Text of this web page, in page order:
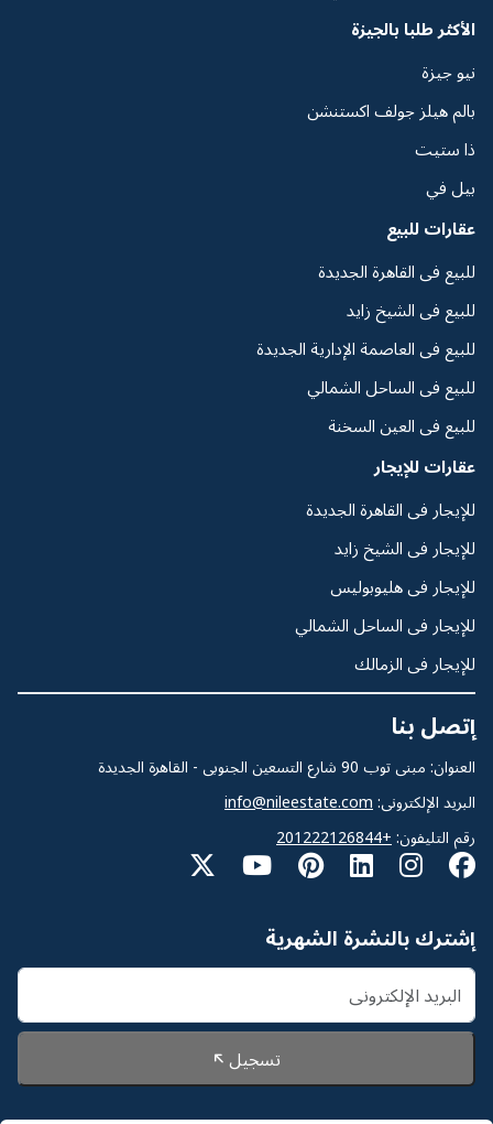
الأكثر طلبا بالجيزة
نيو جيزة
بالم هيلز جولف اكستنشن
ذا ستيت
بيل في
عقارات للبيع
للبيع فى القاهرة الجديدة
للبيع فى الشيخ زايد
للبيع فى العاصمة الإدارية الجديدة
للبيع فى الساحل الشمالي
للبيع فى العين السخنة
عقارات للإيجار
للإيجار فى القاهرة الجديدة
للإيجار فى الشيخ زايد
للإيجار فى هليوبوليس
للإيجار فى الساحل الشمالي
للإيجار فى الزمالك
إتصل بنا
العنوان: مبنى توب 90 شارع التسعين الجنوبى - القاهرة الجديدة
البريد الإلكترونى: info@nileestate.com
رقم التليفون: +201222126844
إشترك بالنشرة الشهرية
تسجيل